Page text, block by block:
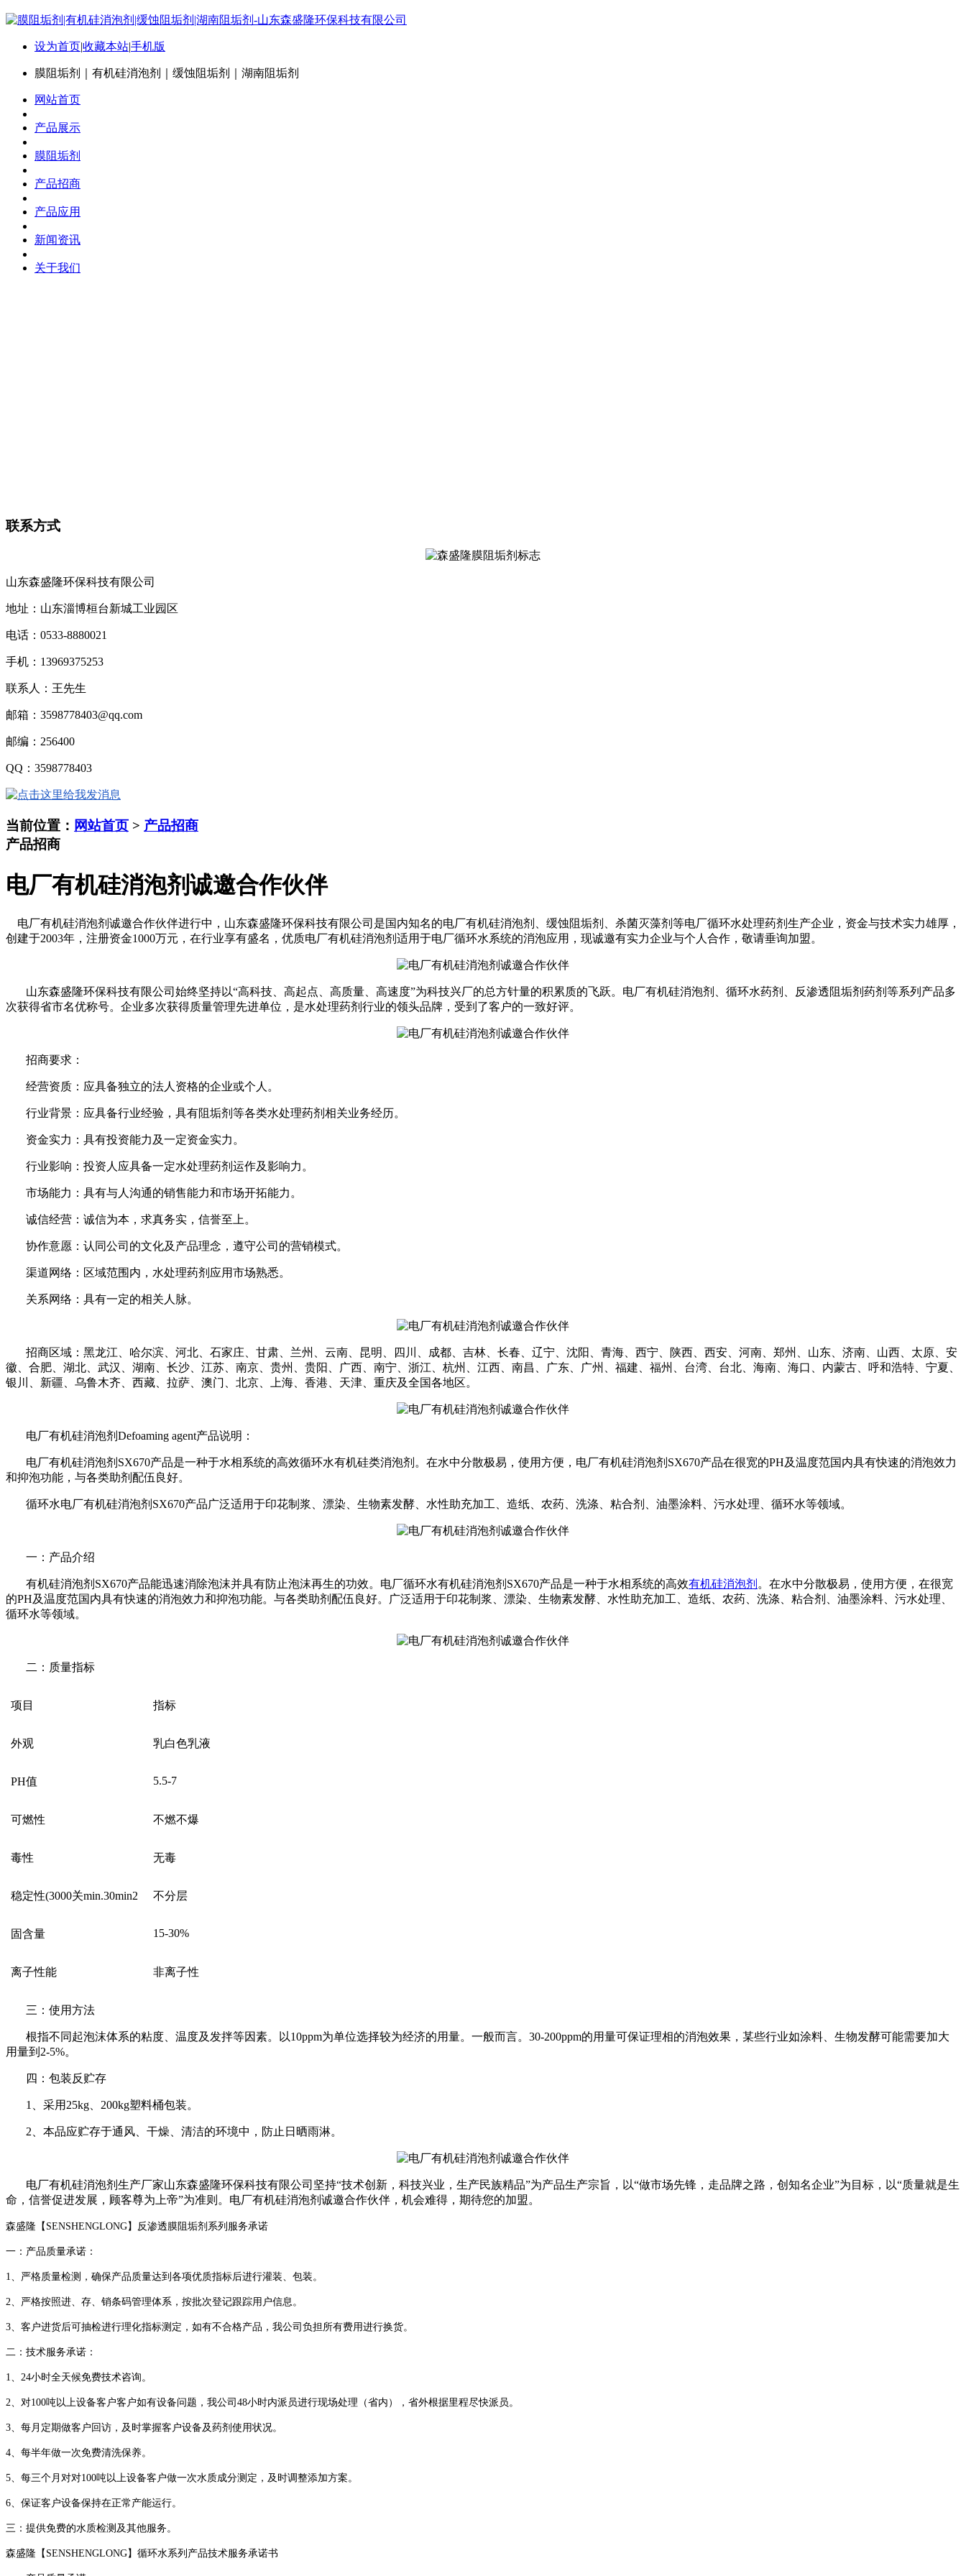
设为首页|收藏本站|手机版
膜阻垢剂｜有机硅消泡剂｜缓蚀阻垢剂｜湖南阻垢剂
网站首页
产品展示
膜阻垢剂
产品招商
产品应用
新闻资讯
关于我们
联系方式
山东森盛隆环保科技有限公司
地址：山东淄博桓台新城工业园区
电话： 0533-8880021
手机： 13969375253
联系人：王先生
邮箱： 3598778403@qq.com
邮编： 256400
QQ ： 3598778403
当前位置： 网站首页 > 产品招商
产品招商
电厂有机硅消泡剂诚邀合作伙伴
电厂有机硅消泡剂诚邀合作伙伴进行中，山东森盛隆环保科技有限公司是国内知名的电厂有机硅消泡剂、缓蚀阻垢剂、杀菌灭藻剂等电厂循环水处理药剂生产企业，资金与技术实力雄厚，
创建于2003年，注册资金1000万元，在行业享有盛名，优质电厂有机硅消泡剂适用于电厂循环水系统的消泡应用，现诚邀有实力企业与个人合作，敬请垂询加盟。
山东森盛隆环保科技有限公司始终坚持以“高科技、高起点、高质量、高速度”为科技兴厂的总方针量的积累质的飞跃。 电厂有机硅消泡剂、循环水药剂、
反渗透阻垢剂药剂等系列产品多
次获得省市名优称号。企业多次获得质量管理先进单位，是水处理药剂行业的领头品牌，受到了客户的一致好评。
招商要求：
经营资质：应具备独立的法人资格的企业或个人。
行业背景：应具备行业经验，具有阻垢剂等各类水处理药剂相关业务经历。
资金实力：具有投资能力及一定资金实力。
行业影响：投资人应具备一定水处理药剂运作及影响力。
市场能力：具有与人沟通的销售能力和市场开拓能力。
诚信经营：诚信为本，求真务实，信誉至上。
协作意愿：认同公司的文化及产品理念，遵守公司的营销模式。
渠道网络：区域范围内，水处理药剂应用市场熟悉。
关系网络：具有一定的相关人脉。
招商区域： 黑龙江、哈尔滨、河北、石家庄、甘肃、兰州、云南、昆明、四川、成都、吉林、长春、辽宁、沈阳、青海、西宁、陕西、西安、河南、郑州、山东、济南、山西、太原、安
徽、合肥、湖北、武汉、湖南、长沙、江苏、南京、贵州、贵阳、广西、南宁、浙江、杭州、江西、南昌、广东、广州、福建、福州、台湾、台北、海南、海口、内蒙古、呼和浩特、宁夏、
银川、新疆、乌鲁木齐、西藏、拉萨、澳门、北京、上海、香港、天津、重庆及全国各地区。
电厂有机硅消泡剂 Defoaming agent产品说明：
电厂有机硅消泡剂 SX670产品是一种于水相系统的高效循环水有机硅类消泡剂。在水中分散极易，使用方便， 电厂有机硅消泡剂 SX670产品在很宽的PH及温度范国内具有快速的消泡效力
和抑泡功能，与各类助剂配伍良好。
循环水电厂有机硅消泡剂 SX670产品广泛适用于印花制浆、漂染、生物素发酵、水性助充加工、造纸、农药、洗涤、粘合剂、油墨涂料、污水处理、循环水等领域。
一：产品介绍
有机硅消泡剂 SX670产品能迅速消除泡沫并具有防止泡沫再生的功效。 电厂循环水有机硅消泡剂 SX670产品是一种于水相系统的高效有机硅消泡剂 。在水中分散极易，使用方便，在很宽
的PH及温度范国内具有快速的消泡效力和抑泡功能。与各类助剂配伍良好。广泛适用于印花制浆、漂染、生物素发酵、水性助充加工、造纸、农药、洗涤、粘合剂、油墨涂料、污水处理、
循环水等领域。
二：质量指标
项目 指标
外观 乳白色乳液
PH值 5.5-7
可燃性 不燃不爆
毒性 无毒
稳定性(3000关min.30min2 不分层
固含量 15-30%
离子性能 非离子性
三：使用方法
根指不同起泡沫体系的粘度、温度及发拌等因素。以10ppm为单位选择较为经济的用量。一般而言。 30-200ppm的用量可保证理相的消泡效果，某些行业如涂料、生物发酵可能需要加大
用量到 2-5%。
四：包装反贮存
1 、采用 25kg 200kg塑料桶包装。
2 、本品应贮存于通风、干燥、清洁的环境中，防止日晒雨淋。
电厂有机硅消泡剂生产厂家山东森盛隆环保科技有限公司坚持“技术创新，科技兴业，生产民族精品”为产品生产宗旨，以“做市场先锋，走品牌之路，创知名企业”为目标，以“质量就是生
命，信誉促进发展，顾客尊为上帝”为准则。 电厂有机硅消泡剂诚邀合作伙伴，机会难得，期待您的加盟。
森盛隆【SENSHENGLONG】反渗透膜阻垢剂系列服务承诺
一：产品质量承诺：
1、严格质量检测，确保产品质量达到各项优质指标后进行灌装、包装。
2、严格按照进、存、销条码管理体系，按批次登记跟踪用户信息。
3、客户进货后可抽检进行理化指标测定，如有不合格产品，我公司负担所有费用进行换货。
二：技术服务承诺：
1、24小时全天候免费技术咨询。
2、对100吨以上设备客户客户如有设备问题，我公司48小时内派员进行现场处理（省内），省外根据里程尽快派员。
3、每月定期做客户回访，及时掌握客户设备及药剂使用状况。
4、每半年做一次免费清洗保养。
5、每三个月对对100吨以上设备客户做一次水质成分测定，及时调整添加方案。
6、保证客户设备保持在正常产能运行。
三：提供免费的水质检测及其他服务。
森盛隆【SENSHENGLONG】循环水系列产品技术服务承诺书